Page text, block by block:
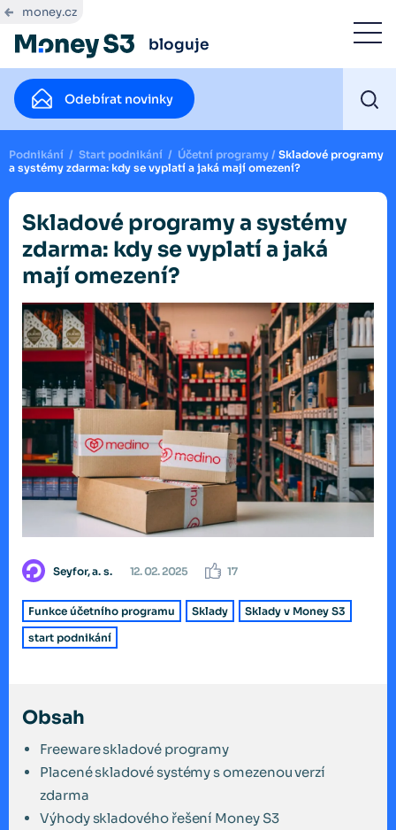
money.cz
bloguje
Odebírat novinky
Podnikání / Start podnikání / Účetní programy / Skladové programy
a systémy zdarma: kdy se vyplatí a jaká mají omezení?
Skladové programy a systémy
zdarma: kdy se vyplatí a jaká
mají omezení?
Seyfor, a. s. 12. 02. 2025 17
Funkce účetního programu Sklady
Sklady v Money S3
start podnikání
Obsah
Freeware skladové programy
Placené skladové systémy s omezenou verzí
zdarma
Výhody skladového řešení Money S3